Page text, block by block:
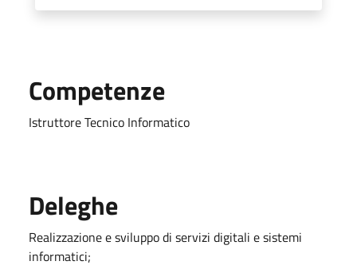
Competenze
Istruttore Tecnico Informatico
Deleghe
Realizzazione e sviluppo di servizi digitali e sistemi
informatici;